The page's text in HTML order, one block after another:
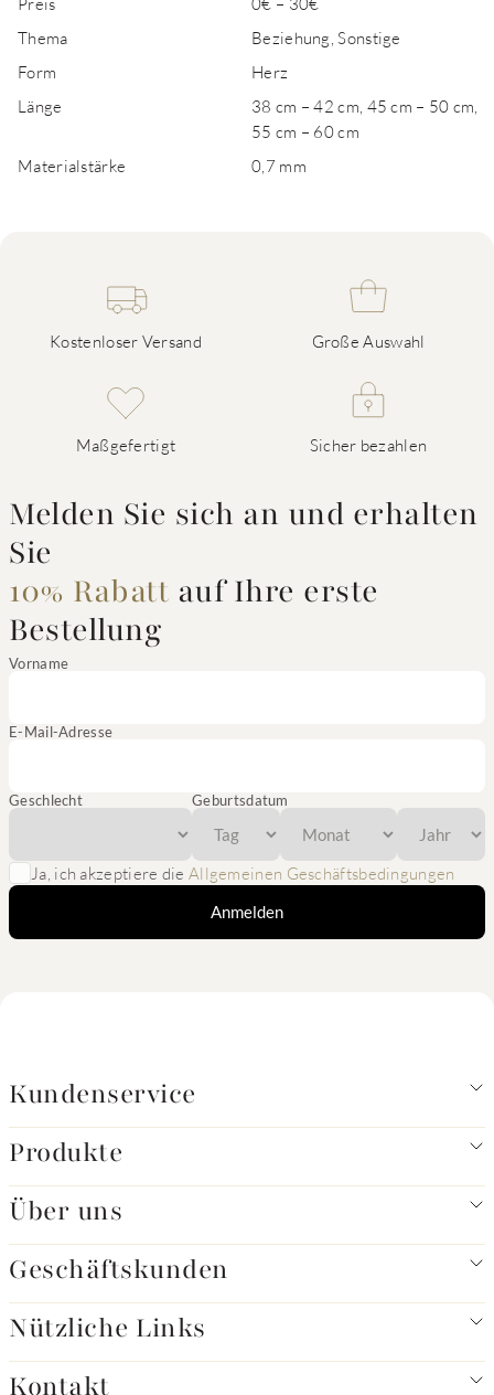
Thema
Beziehung, Sonstige
Form
Herz
Länge
38 cm – 42 cm, 45 cm – 50 cm,
55 cm – 60 cm
Materialstärke
0,7 mm
Kostenloser Versand Große Auswahl
Maßgefertigt Sicher bezahlen
Melden Sie sich an und erhalten
Sie
10% Rabatt auf Ihre erste
Bestellung
Vorname
E-Mail-Adresse
Geschlecht Geburtsdatum
Ja, ich akzeptiere die Allgemeinen Geschäftsbedingungen
Anmelden
Kundenservice
Produkte
Über uns
Geschäftskunden
Nützliche Links
Kontakt